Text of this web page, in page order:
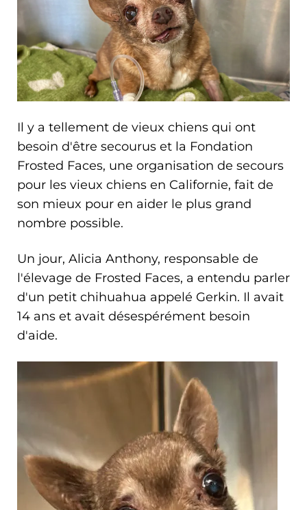
Il y a tellement de vieux chiens qui ont
besoin d'être secourus et la Fondation
Frosted Faces, une organisation de secours
pour les vieux chiens en Californie, fait de
son mieux pour en aider le plus grand
nombre possible.
Un jour, Alicia Anthony, responsable de
l'élevage de Frosted Faces, a entendu parler
d'un petit chihuahua appelé Gerkin. Il avait
14 ans et avait désespérément besoin
d'aide.